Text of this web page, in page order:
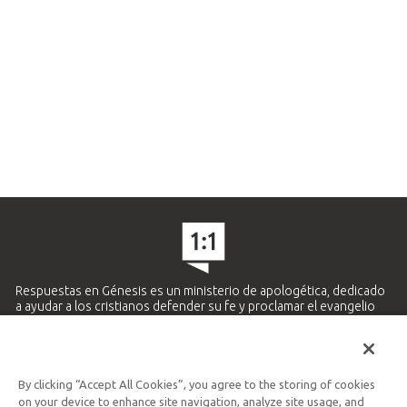
Respuestas en Génesis es un ministerio de apologética, dedicado
a ayudar a los cristianos defender su fe y proclamar el evangelio
Ministerio Hispano y Latinoamericano
By clicking “Accept All Cookies”, you agree to the storing of cookies
on your device to enhance site navigation, analyze site usage, and